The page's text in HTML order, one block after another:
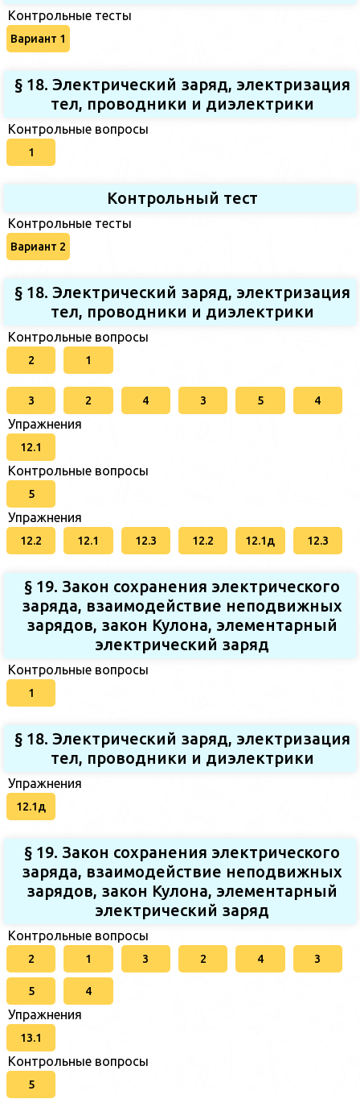
Контрольные тесты
Вариант 1
§ 18. Электрический заряд, электризация
тел, проводники и диэлектрики
Контрольные вопросы
1
Контрольный тест
Контрольные тесты
Вариант 2
§ 18. Электрический заряд, электризация
тел, проводники и диэлектрики
Контрольные вопросы
2 1
3 2 4 3 5 4
Упражнения
12.1
Контрольные вопросы
5
Упражнения
12.2 12.1 12.3 12.2 12.1д 12.3
§ 19. Закон сохранения электрического
заряда, взаимодействие неподвижных
зарядов, закон Кулона, элементарный
электрический заряд
Контрольные вопросы
1
§ 18. Электрический заряд, электризация
тел, проводники и диэлектрики
Упражнения
12.1д
§ 19. Закон сохранения электрического
заряда, взаимодействие неподвижных
зарядов, закон Кулона, элементарный
электрический заряд
Контрольные вопросы
2 1 3 2 4 3
5 4
Упражнения
13.1
Контрольные вопросы
5